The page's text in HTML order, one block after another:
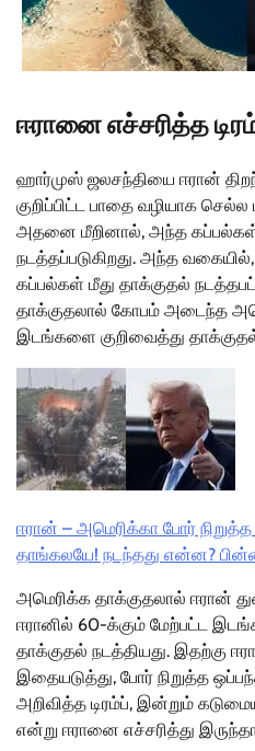
ஈரானை எச்சரித்த
ஹார்முஸ் ஜலசந்தியை ஈரான்
குறிப்பிட்ட பாதை வழியாக
அதனை மீறினால், அந்த கப்பல்கள்
நடத்தப்படுகிறது. அந்த
கப்பல்கள் மீது தாக்குதல்
தாக்குதலால் கோபம் அடைந்த
இடங்களை குறிவைத்து
ஈரான் – அமெரிக்கா போர்
தாங்கலயே! நடந்தது என்ன?
அமெரிக்க தாக்குதலால் ஈரான்
ஈரானில் 60-க்கும் மேற்பட்ட
தாக்குதல் நடத்தியது. இதற்கு
இதையடுத்து, போர் நிறுத்த
அறிவித்த டிரம்ப், இன்றும்
என்று ஈரானை எச்சரித்து